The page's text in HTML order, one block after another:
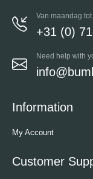
Van maandag
+31 (0)
Need help with
Information
My Account
Customer